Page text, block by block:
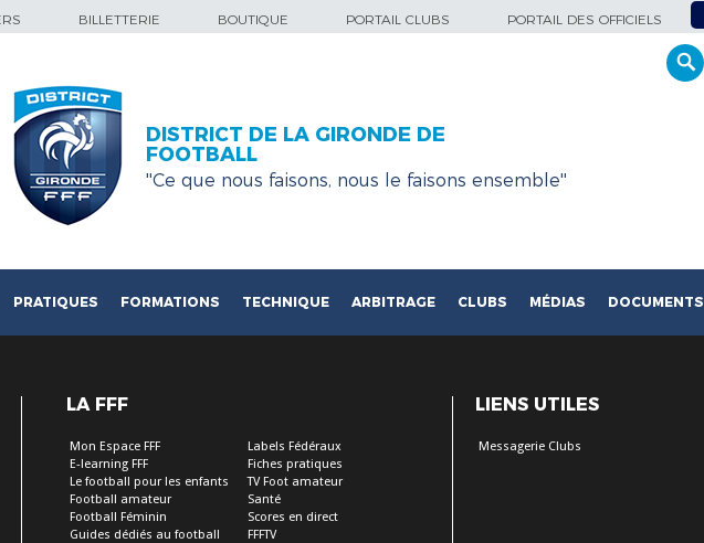
BILLETTERIE BOUTIQUE PORTAIL CLUBS PORTAIL DES OFFICIELS
DISTRICT DE LA GIRONDE DE
FOOTBALL
''Ce que nous faisons, nous le faisons ensemble''
PRATIQUES FORMATIONS TECHNIQUE ARBITRAGE CLUBS MÉDIAS DOCUMENTS
LA FFF
Mon Espace FFF
E-learning FFF
Le football pour les enfants
Football amateur
Football Féminin
Guides dédiés au football
Labels Fédéraux
Fiches pratiques
TV Foot amateur
Santé
Scores en direct
FFFTV
LIENS UTILES
Messagerie Clubs